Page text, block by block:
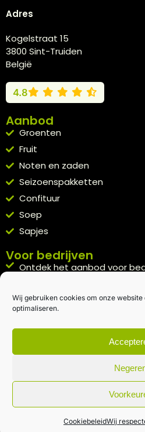
Wij gebruiken cookies om onze
optimaliseren.
CookiebeleidWij
Adres
Kogelstraat 15
3800 Sint-Truiden
België
4.8
Aanbod
Groenten
Fruit
Noten en zaden
Seizoenspakketten
Confituur
Soep
Sapjes
Voor bedrijven
Ontdek het aanbod voor
Kennismakingspakket
Blijft op de hoogte
Rechtstreeks van het veld naar
Inschrijven nieuwsbrief
Algemene voorwaarden|